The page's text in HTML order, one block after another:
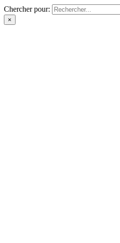
Chercher pour:
×